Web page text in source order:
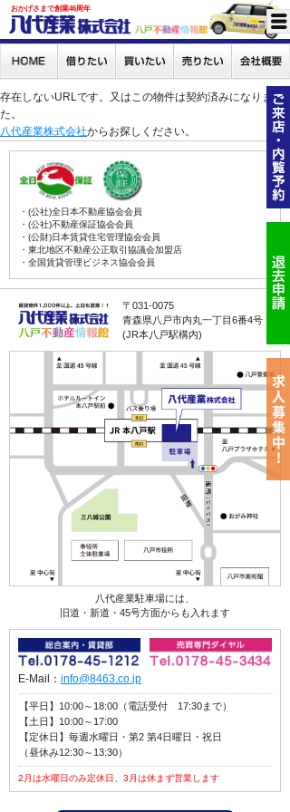
おかげさまで創業46周年
存在しないURLです。又はこの物件は契約済みになりまし
た。
八代産業株式会社からお探しください。
・(公社)全日本不動産協会会員
・(公社)不動産保証協会会員
・(公財)日本賃貸住宅管理協会会員
・東北地区不動産公正取引協議会加盟店
・全国賃貸管理ビジネス協会会員
〒031-0075
青森県八戸市内丸一丁目6番4号
(JR本八戸駅構内)
八代産業駐車場には、
旧道・新道・45号方面からも入れます
E-Mail： info@8463.co.jp
【平日】10:00～18:00（電話受付 17:30まで）
【土日】10:00～17:00
【定休日】毎週水曜日・第2 第4日曜日・祝日
（昼休み12:30～13:30）
2月は水曜日のみ定休日、3月は休まず営業します